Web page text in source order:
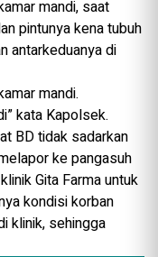
mandi, saat
pintunya kena tubuh
antarkeduanya di
mandi.
kata Kapolsek.
BD tidak sadarkan
ke pangasuh
Gita Farma untuk
kondisi korban
klinik, sehingga